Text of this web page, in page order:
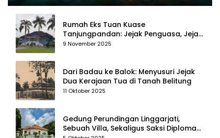
Rumah Eks Tuan Kuase
Tanjungpandan: Jejak Penguasa, Jejak
Kenangan
9 November 2025
Dari Badau ke Balok: Menyusuri Jejak
Dua Kerajaan Tua di Tanah Belitung
11 Oktober 2025
Gedung Perundingan Linggarjati,
Sebuah Villa, Sekaligus Saksi Diplomasi